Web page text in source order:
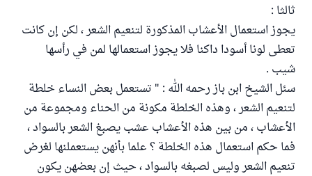
ثالثا :
يجوز استعمال الأعشاب المذكورة لتنعيم الشعر ، لكن إن كانت
تعطى لونا أسودا داكنا فلا يجوز استعمالها لمن في رأسها
شيب .
سئل الشيخ ابن باز رحمه الله : " تستعمل بعض النساء خلطة
لتنعيم الشعر ، وهذه الخلطة مكونة من الحناء ومجموعة من
الأعشاب ، من بين هذه الأعشاب عشب يصبغ الشعر بالسواد ،
فما حكم استعمال هذه الخلطة ؟ علما بأنهن يستعملنها لغرض
تنعيم الشعر وليس لصبغه بالسواد ، حيث إن بعضهن يكون